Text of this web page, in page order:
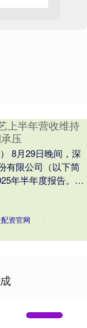
上半年营收维持
压
8月29日晚间，深
有限公司（以下简
年半年度报告。当
度调整阶段，
资官网